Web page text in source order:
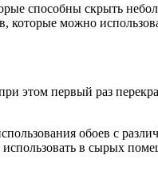
способны скрыть
можно
этом первый раз
обоев с
в сырых